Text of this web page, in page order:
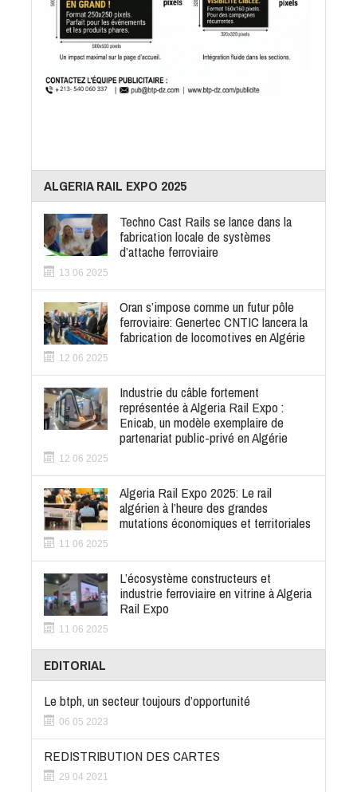
ALGERIA RAIL EXPO 2025
Techno Cast Rails se lance dans la
fabrication locale de systèmes
d’attache ferroviaire
13 06 2025
Oran s’impose comme un futur pôle
ferroviaire: Genertec CNTIC lancera la
fabrication de locomotives en Algérie
12 06 2025
Industrie du câble fortement
représentée à Algeria Rail Expo :
Enicab, un modèle exemplaire de
partenariat public-privé en Algérie
12 06 2025
Algeria Rail Expo 2025: Le rail
algérien à l’heure des grandes
mutations économiques et territoriales
11 06 2025
L’écosystème constructeurs et
industrie ferroviaire en vitrine à Algeria
Rail Expo
11 06 2025
EDITORIAL
Le btph, un secteur toujours d’opportunité
06 05 2023
REDISTRIBUTION DES CARTES
29 04 2021